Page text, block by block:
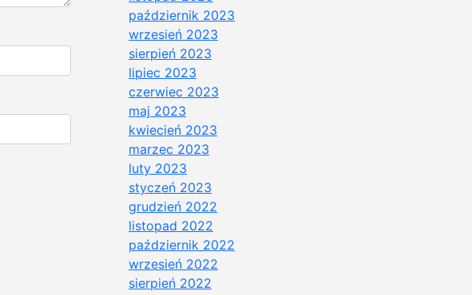
październik 2023
wrzesień 2023
sierpień 2023
lipiec 2023
czerwiec 2023
maj 2023
kwiecień 2023
marzec 2023
luty 2023
styczeń 2023
grudzień 2022
listopad 2022
październik 2022
wrzesień 2022
sierpień 2022